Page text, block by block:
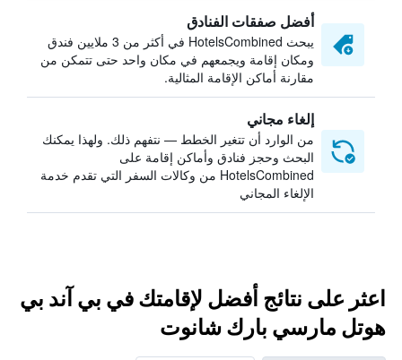
أفضل صفقات الفنادق
يبحث HotelsCombined في أكثر من 3 ملايين فندق
ومكان إقامة ويجمعهم في مكان واحد حتى تتمكن من
مقارنة أماكن الإقامة المثالية.
إلغاء مجاني
من الوارد أن تتغير الخطط — نتفهم ذلك. ولهذا يمكنك
البحث وحجز فنادق وأماكن إقامة على
HotelsCombined من وكالات السفر التي تقدم خدمة
الإلغاء المجاني
اعثر على نتائج أفضل لإقامتك في بي آند بي
هوتل مارسي بارك شانوت